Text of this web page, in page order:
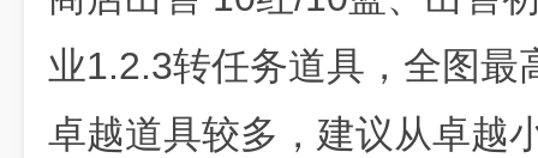
业1.2.3转任务道具，全图最
卓越道具较多，建议从卓越